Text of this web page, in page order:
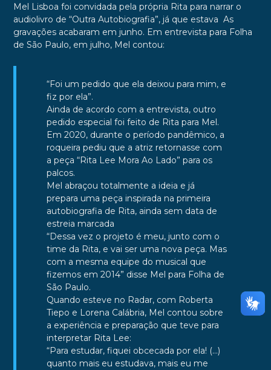
Mel Lisboa foi convidada pela própria Rita para narrar o
audiolivro de “Outra Autobiografia”, já que estava As
gravações acabaram em junho. Em entrevista para Folha
de São Paulo, em julho, Mel contou:
“Foi um pedido que ela deixou para mim, e
fiz por ela”.
Ainda de acordo com a entrevista, outro
pedido especial foi feito de Rita para Mel.
Em 2020, durante o período pandêmico, a
roqueira pediu que a atriz retornasse com
a peça “Rita Lee Mora Ao Lado” para os
palcos.
Mel abraçou totalmente a ideia e já
prepara uma peça inspirada na primeira
autobiografia de Rita, ainda sem data de
estreia marcada
“Dessa vez o projeto é meu, junto com o
time da Rita, e vai ser uma nova peça. Mas
com a mesma equipe do musical que
fizemos em 2014” disse Mel para Folha de
São Paulo.
Quando esteve no Radar, com Roberta
Tiepo e Lorena Calábria, Mel contou sobre
a experiência e preparação que teve para
interpretar Rita Lee:
“Para estudar, fiquei obcecada por ela! (…)
quanto mais eu estudava, mais eu me